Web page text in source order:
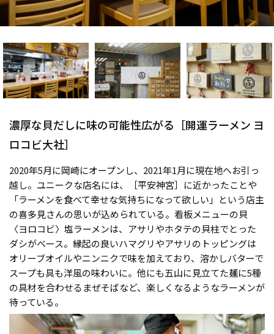
濃厚な貝だしに味の可能性広がる［開運ラーメン ヨ
ロコビ大社］
2020年5月に岡崎にオープンし、2021年1月に現在地へお引っ
越し。ユニークな店名には、［平安神宮］に近かったことや
「ラーメンを食べて幸せな気持ちになって欲しい」という店主
の喜多見さんの思いが込められている。看板メニューの貝
〈ヨロコビ〉塩ラーメンは、アサリやホタテの貝柱でとった
ダシがベース。縁起の良いハマグリやアサリのトッピングは
オリーブオイルやニンニクで味を加えており、溶かしバターで
スープも具も洋風の味わいに。他にも五山に見立てた麺に5種
の具材を合わせるまぜそばなど、楽しくなるようなラーメンが
待っている。